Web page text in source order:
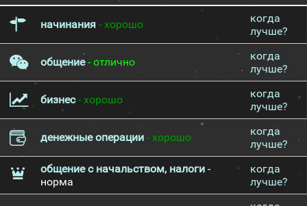
начинания - хорошо
когда
лучше?
общение- отлично
когда
лучше?
бизнес- хорошо
когда
лучше?
денежные операции - хорошо
когда
лучше?
общение с начальством, налоги -
норма
когда
лучше?